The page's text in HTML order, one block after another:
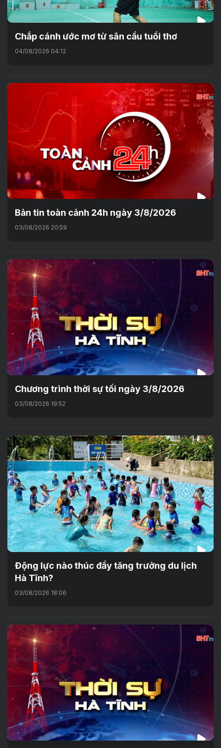
Chắp cánh ước mơ từ sân cầu tuổi thơ
04/08/2026 04:12
Bản tin toàn cảnh 24h ngày 3/8/2026
03/08/2026 20:59
Chương trình thời sự tối ngày 3/8/2026
03/08/2026 19:52
Động lực nào thúc đẩy tăng trưởng du lịch
Hà Tĩnh?
03/08/2026 18:06